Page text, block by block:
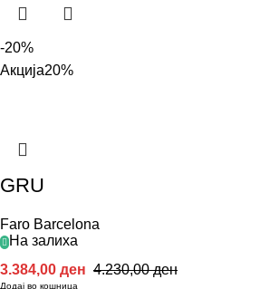
-20%
Акција20%
GRU
Faro Barcelona
На залиха
4.230,00ден
3.384,00 ден
Додај во кошница